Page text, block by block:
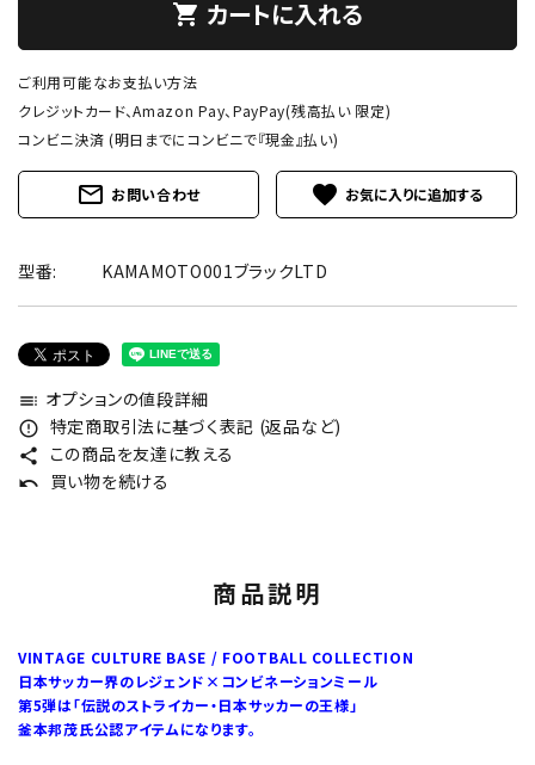
shopping_cart カートに入れる
ご利用可能なお支払い方法
クレジットカード、Amazon Pay、PayPay(残高払い 限定)
コンビニ決済 (明日までにコンビニで『現金』払い)
mail_outline お問い合わせ favorite
型番: KAMAMOTO001ブラックLTD
toc オプションの値段詳細
error_outline 特定商取引法に基づく表記 (返品など)
share この商品を友達に教える
undo 買い物を続ける
商品説明
VINTAGE CULTURE BASE / FOOTBALL COLLECTION
日本サッカー界のレジェンド×コンビネーションミール
第5弾は「伝説のストライカー・日本サッカーの王様」
釜本邦茂氏公認アイテムになります。